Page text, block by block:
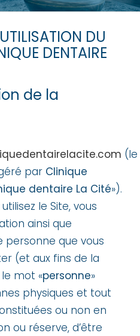
DU
DENTAIRE
de la
(le
par Clinique
dentaire La Cité»).
le Site, vous
ainsi que
personne que vous
(et aux fins de la
mot «personne»
physiques et tout
ou non en
ou réserve, d’être